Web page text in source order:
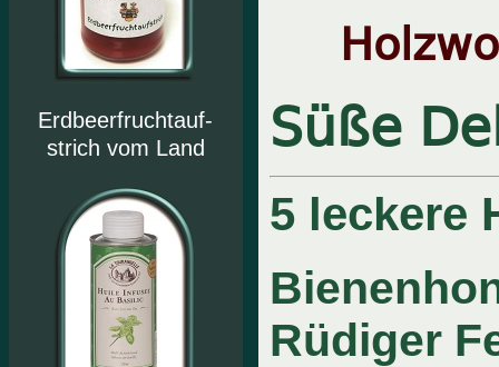
Erdbeerfruchtauf-
strich vom Land
Süße
5 leckere
Rüdiger